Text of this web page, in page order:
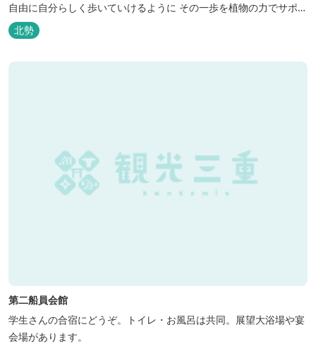
自由に自分らしく歩いていけるように その一歩を植物の力でサポー
トしたいという思いから生まれたお店。 黄土スチームよもぎ蒸しや
アロマの調合、季節の養生講座、アロマ講座、腸活講座、ワークシ
ョップ、イベント出店 植物を通して身体と心を整えよう！をテーマ
北勢
第二船員会館
学生さんの合宿にどうぞ。トイレ・お風呂は共同。展望大浴場や宴
会場があります。